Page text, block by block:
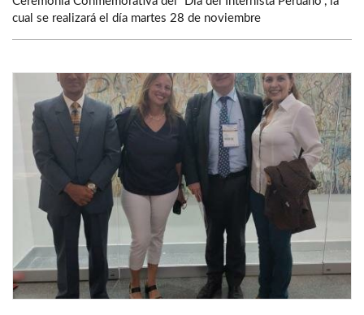
cual se realizará el día martes 28 de noviembre